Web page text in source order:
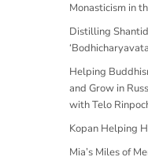
Monasticism in
Distilling
Helping
and Grow in
with Telo
Kopan Helping
Mia’s Miles of